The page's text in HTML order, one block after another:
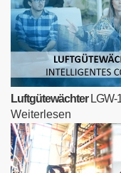
LuftgütewächterLGW-
Weiterlesen